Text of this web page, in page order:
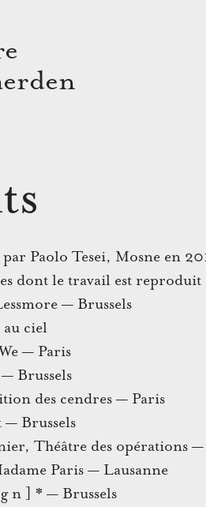
Paolo Tesei, Mosne en
dont le travail est reproduit
— Brussels
ciel
— Paris
— Brussels
des cendres — Paris
Brussels
Théâtre des opérations —
Paris — Lausanne
n ] * — Brussels